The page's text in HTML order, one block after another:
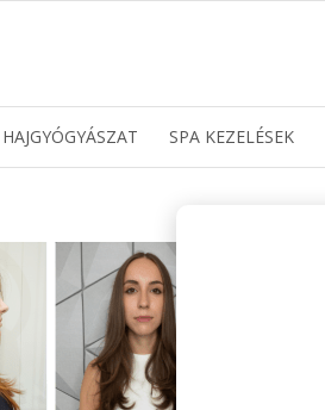
HAJGYÓGYÁSZAT SPA KEZELÉSEK